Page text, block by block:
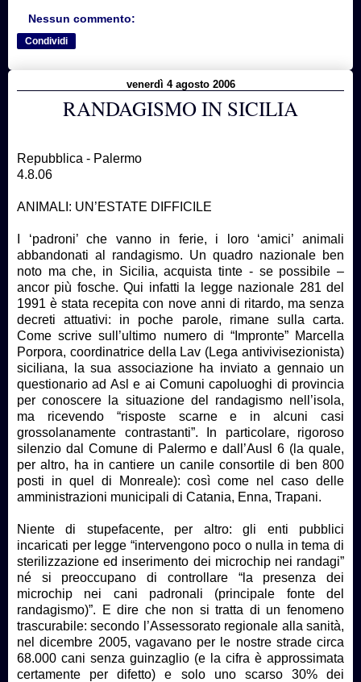
Nessun commento:
Condividi
venerdì 4 agosto 2006
RANDAGISMO IN SICILIA
Repubblica - Palermo
4.8.06
ANIMALI: UN’ESTATE DIFFICILE
I ‘padroni’ che vanno in ferie, i loro ‘amici’ animali
abbandonati al randagismo. Un quadro nazionale ben
noto ma che, in Sicilia, acquista tinte - se possibile –
ancor più fosche. Qui infatti la legge nazionale 281 del
1991 è stata recepita con nove anni di ritardo, ma senza
decreti attuativi: in poche parole, rimane sulla carta.
Come scrive sull’ultimo numero di “Impronte” Marcella
Porpora, coordinatrice della Lav (Lega antivivisezionista)
siciliana, la sua associazione ha inviato a gennaio un
questionario ad Asl e ai Comuni capoluoghi di provincia
per conoscere la situazione del randagismo nell’isola,
ma ricevendo “risposte scarne e in alcuni casi
grossolanamente contrastanti”. In particolare, rigoroso
silenzio dal Comune di Palermo e dall’Ausl 6 (la quale,
per altro, ha in cantiere un canile consortile di ben 800
posti in quel di Monreale): così come nel caso delle
amministrazioni municipali di Catania, Enna, Trapani.
Niente di stupefacente, per altro: gli enti pubblici
incaricati per legge “intervengono poco o nulla in tema di
sterilizzazione ed inserimento dei microchip nei randagi”
né si preoccupano di controllare “la presenza dei
microchip nei cani padronali (principale fonte del
randagismo)”. E dire che non si tratta di un fenomeno
trascurabile: secondo l’Assessorato regionale alla sanità,
nel dicembre 2005, vagavano per le nostre strade circa
68.000 cani senza guinzaglio (e la cifra è approssimata
certamente per difetto) e solo uno scarso 30% dei